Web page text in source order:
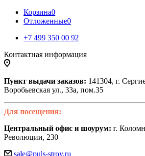
Корзина0
Отложенные0
+7 499 350 00 92
Контактная информация
Пункт выдачи заказов: 141304, г.
Воробьевская ул., 33а, пом.35
Для посещения:
Центральный офис и шоурум: г.
Революции, 230
sale@puls-stroy.ru